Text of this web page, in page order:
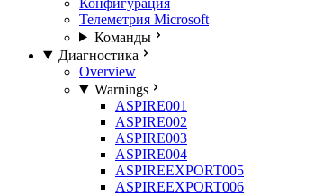
Телеметрия Microsoft
Команды
Диагностика
Overview
Warnings
ASPIRE001
ASPIRE002
ASPIRE003
ASPIRE004
ASPIREEXPORT005
ASPIREEXPORT006